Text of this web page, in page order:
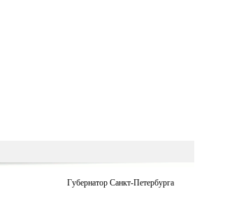
Губернатор Санкт-Петербурга